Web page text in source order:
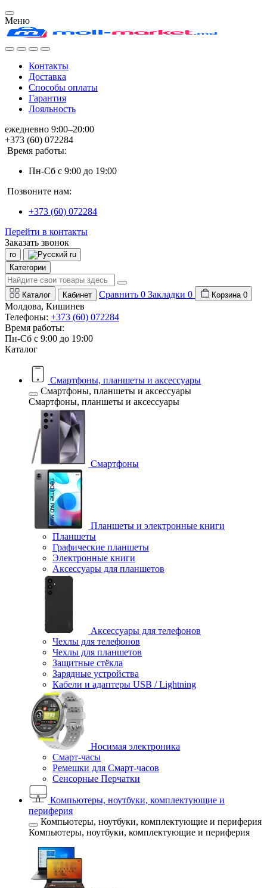
Меню
Контакты
Доставка
Способы оплаты
Гарантия
Лояльность
ежедневно 9:00–20:00
+373 (60) 072284
Время работы:
Пн-Сб с 9:00 до 19:00
Позвоните нам:
+373 (60) 072284
Перейти в контакты
Заказать звонок
ro
ru
Категории
Каталог Кабинет Сравнить 0 Закладки 0 Корзина 0
Молдова, Кишинев
Телефоны: +373 (60) 072284
Время работы:
Пн-Сб с 9:00 до 19:00
Каталог
Смартфоны, планшеты и аксессуары
Смартфоны, планшеты и аксессуары
Смартфоны, планшеты и аксессуары
Смартфоны
Планшеты и электронные книги
Планшеты
Графические планшеты
Электронные книги
Аксессуары для планшетов
Аксессуары для телефонов
Чехлы для телефонов
Чехлы для планшетов
Защитные стёкла
Зарядные устройства
Кабели и адаптеры USB / Lightning
Носимая электроника
Смарт-часы
Ремешки для Смарт-часов
Сенсорные Перчатки
Компьютеры, ноутбуки, комплектующие и
периферия
Компьютеры, ноутбуки, комплектующие и периферия
Компьютеры, ноутбуки, комплектующие и периферия